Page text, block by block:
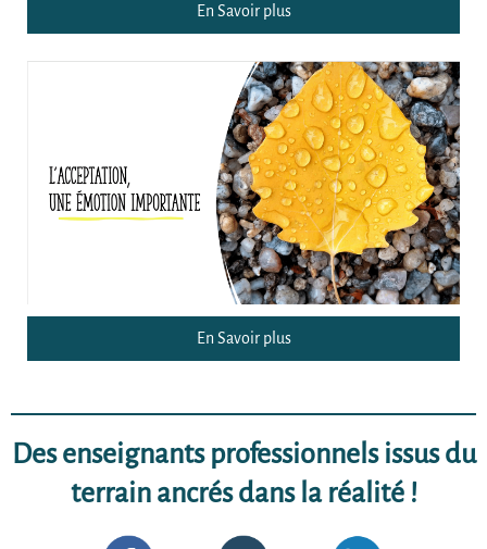
En Savoir plus
En Savoir plus
Des enseignants professionnels issus du
terrain ancrés dans la réalité !